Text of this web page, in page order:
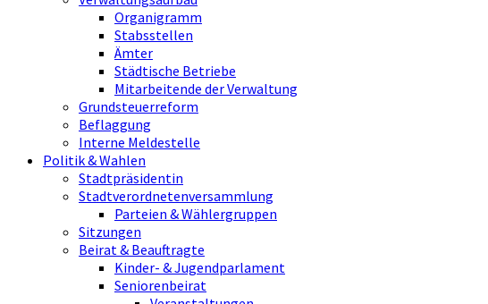
Organigramm
Stabsstellen
Ämter
Städtische Betriebe
Mitarbeitende der Verwaltung
Grundsteuerreform
Beflaggung
Interne Meldestelle
Politik & Wahlen
Stadtpräsidentin
Stadtverordnetenversammlung
Parteien & Wählergruppen
Sitzungen
Beirat & Beauftragte
Kinder- & Jugendparlament
Seniorenbeirat